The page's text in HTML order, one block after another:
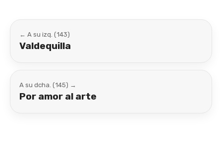
← A su izq. (143)
Valdequilla
A su dcha. (145) →
Por amor al arte